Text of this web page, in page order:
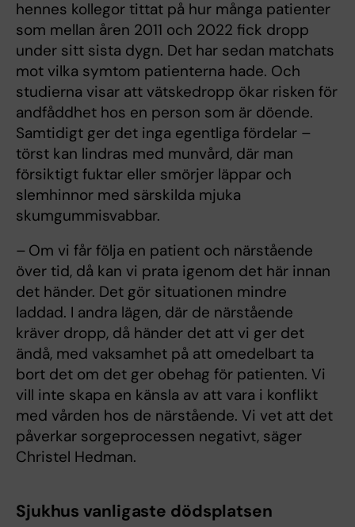
hennes kollegor tittat på hur många patienter
som mellan åren 2011 och 2022 fick dropp
under sitt sista dygn. Det har sedan matchats
mot vilka symtom patienterna hade. Och
studierna visar att vätskedropp ökar risken för
andfåddhet hos en person som är döende.
Samtidigt ger det inga egentliga fördelar –
törst kan lindras med munvård, där man
försiktigt fuktar eller smörjer läppar och
slemhinnor med särskilda mjuka
skumgummisvabbar.
– Om vi får följa en patient och närstående
över tid, då kan vi prata igenom det här innan
det händer. Det gör situationen mindre
laddad. I andra lägen, där de närstående
kräver dropp, då händer det att vi ger det
ändå, med vaksamhet på att omedelbart ta
bort det om det ger obehag för patienten. Vi
vill inte skapa en känsla av att vara i konflikt
med vården hos de närstående. Vi vet att det
påverkar sorgeprocessen negativt, säger
Christel Hedman.
Sjukhus vanligaste dödsplatsen